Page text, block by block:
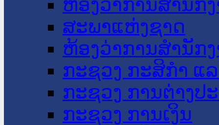
ຫ້ອງວ່າການສໍານັກ
ສະພາແຫ່ງຊາດ
ຫ້ອງວ່າການສຳນັກ
ກະຊວງ ກະສິກຳ ແ
ກະຊວງ ການຕ່າງປ
ກະຊວງ ການເງິນ